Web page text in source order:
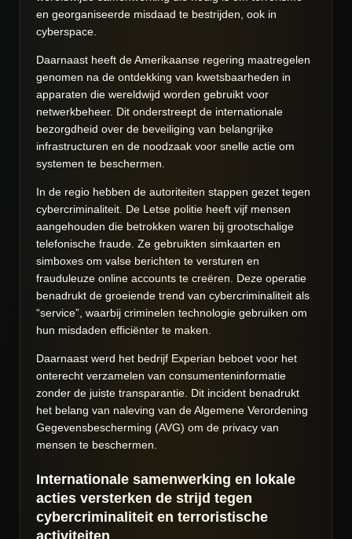
en georganiseerde misdaad te bestrijden, ook in
cyberspace.
Daarnaast heeft de Amerikaanse regering maatregelen
genomen na de ontdekking van kwetsbaarheden in
apparaten die wereldwijd worden gebruikt voor
netwerkbeheer. Dit onderstreept de internationale
bezorgdheid over de beveiliging van belangrijke
infrastructuren en de noodzaak voor snelle actie om
systemen te beschermen.
In de regio hebben de autoriteiten stappen gezet tegen
cybercriminaliteit. De Letse politie heeft vijf mensen
aangehouden die betrokken waren bij grootschalige
telefonische fraude. Ze gebruikten simkaarten en
simboxes om valse berichten te versturen en
frauduleuze online accounts te creëren. Deze operatie
benadrukt de groeiende trend van cybercriminaliteit als
“service”, waarbij criminelen technologie gebruiken om
hun misdaden efficiënter te maken.
Daarnaast werd het bedrijf Experian beboet voor het
onterecht verzamelen van consumenteninformatie
zonder de juiste transparantie. Dit incident benadrukt
het belang van naleving van de Algemene Verordening
Gegevensbescherming (AVG) om de privacy van
mensen te beschermen.
Internationale samenwerking en lokale
acties versterken de strijd tegen
cybercriminaliteit en terroristische